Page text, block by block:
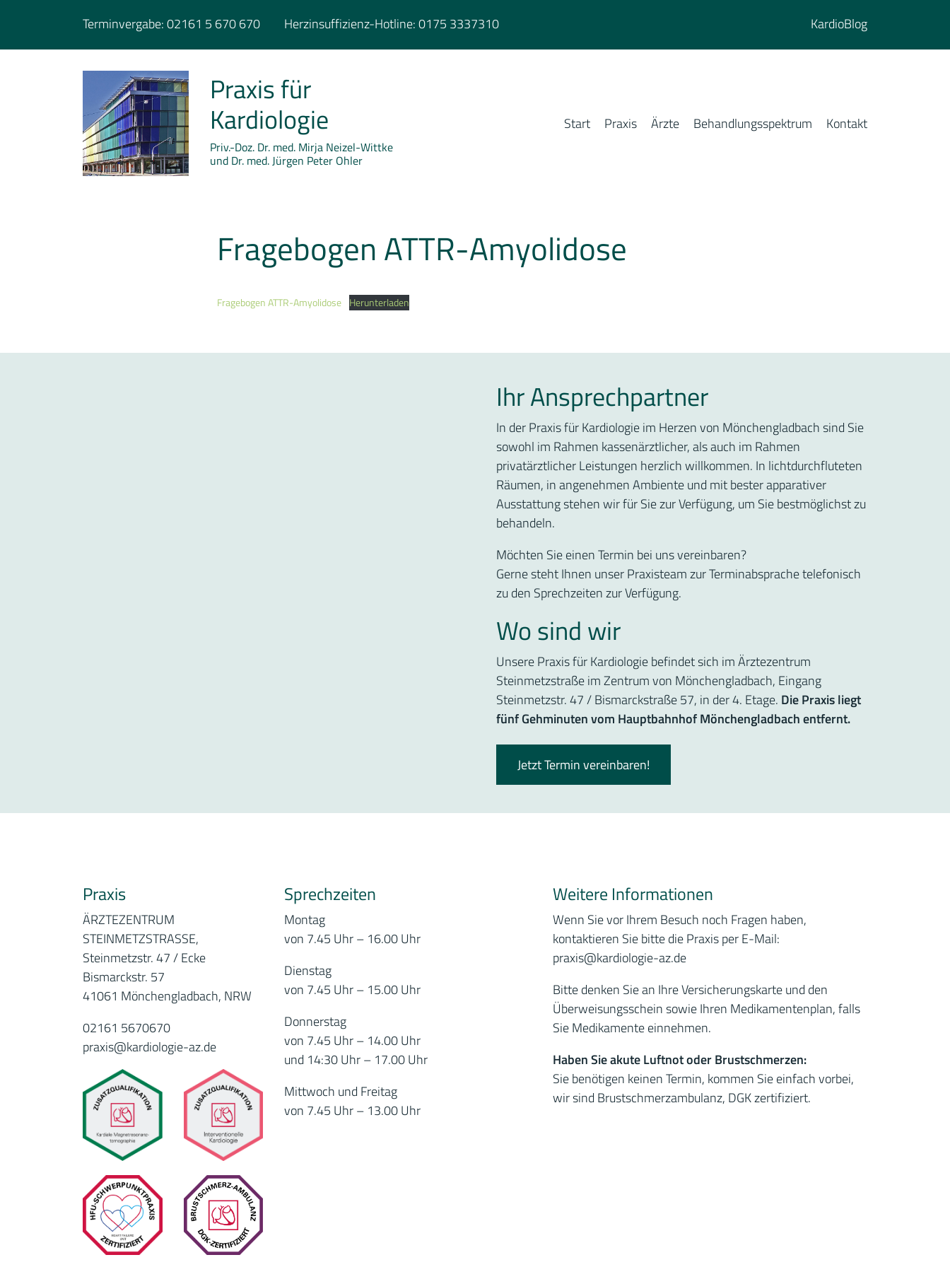
Terminvergabe:02161 5 670 670 Herzinsuffizienz-Hotline:0175 3337310 KardioBlog
Praxis für
Kardiologie
Priv.-Doz. Dr. med. Mirja Neizel-Wittke
und Dr. med. Jürgen Peter Ohler
Start Praxis Ärzte Behandlungsspektrum Kontakt
Fragebogen ATTR-Amyolidose
Fragebogen ATTR-Amyolidose Herunterladen
Ihr Ansprechpartner
In der Praxis für Kardiologie im Herzen von Mönchengladbach sind Sie
sowohl im Rahmen kassenärztlicher, als auch im Rahmen
privatärztlicher Leistungen herzlich willkommen. In lichtdurchfluteten
Räumen, in angenehmen Ambiente und mit bester apparativer
Ausstattung stehen wir für Sie zur Verfügung, um Sie bestmöglichst zu
behandeln.
Möchten Sie einen Termin bei uns vereinbaren?
Gerne steht Ihnen unser Praxisteam zur Terminabsprache telefonisch
zu den Sprechzeiten zur Verfügung.
Wo sind wir
Unsere Praxis für Kardiologie befindet sich im Ärztezentrum
Steinmetzstraße im Zentrum von Mönchengladbach, Eingang
Steinmetzstr. 47 / Bismarckstraße 57, in der 4. Etage. Die Praxis liegt
fünf Gehminuten vom Hauptbahnhof Mönchengladbach entfernt.
Jetzt Termin vereinbaren!
Praxis
ÄRZTEZENTRUM
STEINMETZSTRASSE,
Steinmetzstr. 47 / Ecke
Bismarckstr. 57
41061 Mönchengladbach, NRW
02161 5670670
praxis@kardiologie-az.de
Sprechzeiten
Montag
von 7.45 Uhr – 16.00 Uhr
Dienstag
von 7.45 Uhr – 15.00 Uhr
Donnerstag
von 7.45 Uhr – 14.00 Uhr
und 14:30 Uhr – 17.00 Uhr
Mittwoch und Freitag
von 7.45 Uhr – 13.00 Uhr
Weitere Informationen
Wenn Sie vor Ihrem Besuch noch Fragen haben,
kontaktieren Sie bitte die Praxis per E-Mail:
praxis@kardiologie-az.de
Bitte denken Sie an Ihre Versicherungskarte und den
Überweisungsschein sowie Ihren Medikamentenplan, falls
Sie Medikamente einnehmen.
Haben Sie akute Luftnot oder Brustschmerzen:
Sie benötigen keinen Termin, kommen Sie einfach vorbei,
wir sind Brustschmerzambulanz, DGK zertifiziert.